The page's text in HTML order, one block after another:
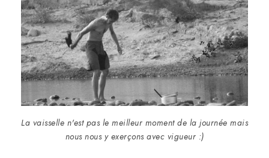
La vaisselle n'est pas le meilleur moment de la journée mais
nous nous y exerçons avec vigueur :)